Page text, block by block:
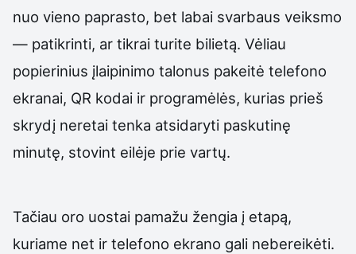
nuo vieno paprasto, bet labai svarbaus veiksmo
— patikrinti, ar tikrai turite bilietą. Vėliau
popierinius įlaipinimo talonus pakeitė telefono
ekranai, QR kodai ir programėlės, kurias prieš
skrydį neretai tenka atsidaryti paskutinę
minutę, stovint eilėje prie vartų.
Tačiau oro uostai pamažu žengia į etapą,
kuriame net ir telefono ekrano gali nebereikėti.